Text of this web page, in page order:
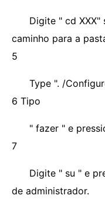
Digite " cd XXX"
caminho para a
5
Type ". /
6 Tipo
" fazer " e
7
Digite " su " e
de administrador.